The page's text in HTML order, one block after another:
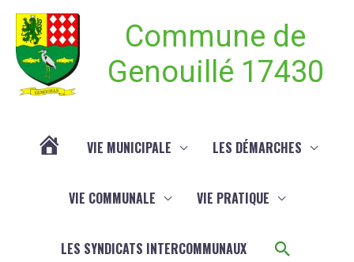
Commune de
Genouillé 17430
VIE MUNICIPALE LES DÉMARCHES
VIE COMMUNALE VIE PRATIQUE
LES SYNDICATS INTERCOMMUNAUX